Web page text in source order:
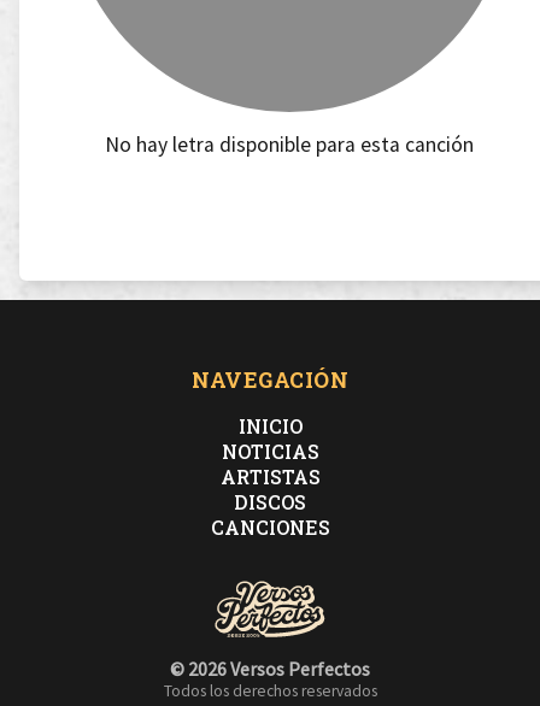
No hay letra disponible para esta canción
NAVEGACIÓN
INICIO
NOTICIAS
ARTISTAS
DISCOS
CANCIONES
© 2026 Versos Perfectos
Todos los derechos reservados